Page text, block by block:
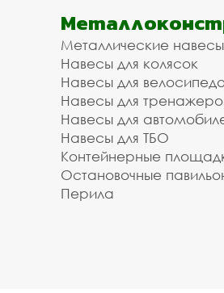
Металлические навесы
Навесы для колясок
Навесы для
Навесы для
Навесы для
Навесы для ТБО
Контейнерные
Остановочные
Перила